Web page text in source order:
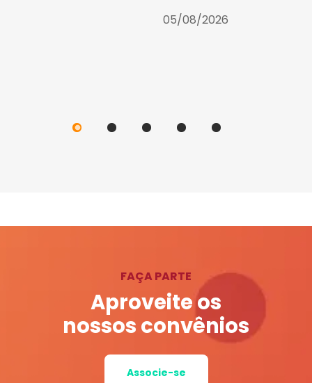
05/08/2026
FAÇA PARTE
Aproveite os
nossos convênios
Associe-se